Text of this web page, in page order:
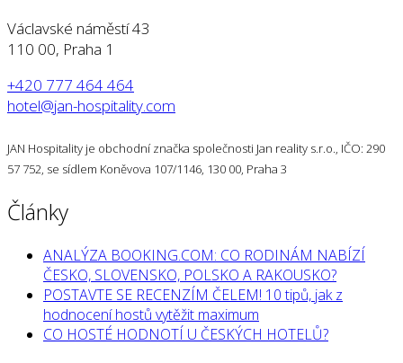
Václavské náměstí 43
110 00, Praha 1
+420 777 464 464
hotel@jan-hospitality.com
JAN Hospitality je obchodní značka společnosti Jan reality s.r.o., IČO: 290
57 752, se sídlem Koněvova 107/1146, 130 00, Praha 3
Články
ANALÝZA BOOKING.COM: CO RODINÁM NABÍZÍ
ČESKO, SLOVENSKO, POLSKO A RAKOUSKO?
POSTAVTE SE RECENZÍM ČELEM! 10 tipů, jak z
hodnocení hostů vytěžit maximum
CO HOSTÉ HODNOTÍ U ČESKÝCH HOTELŮ?